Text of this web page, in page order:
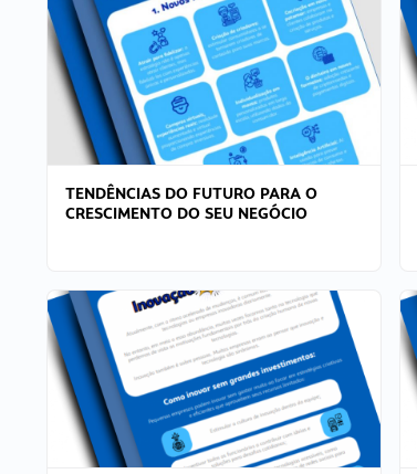
TENDÊNCIAS DO FUTURO PARA O
CRESCIMENTO DO SEU NEGÓCIO